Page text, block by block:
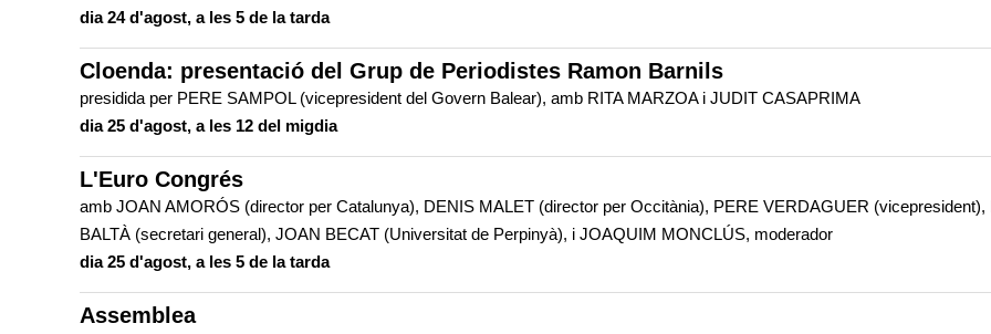
dia 24 d'agost, a les 5 de la tarda
Cloenda: presentació del Grup de Periodistes Ramon Barnils
presidida per PERE SAMPOL (vicepresident del Govern Balear), amb RITA MARZOA i JUDIT CASAPRIMA
dia 25 d'agost, a les 12 del migdia
L'Euro Congrés
amb JOAN AMORÓS (director per Catalunya), DENIS MALET (director per Occitània), PERE VERDAGUER (vicepresident),
BALTÀ (secretari general), JOAN BECAT (Universitat de Perpinyà), i JOAQUIM MONCLÚS, moderador
dia 25 d'agost, a les 5 de la tarda
Assemblea